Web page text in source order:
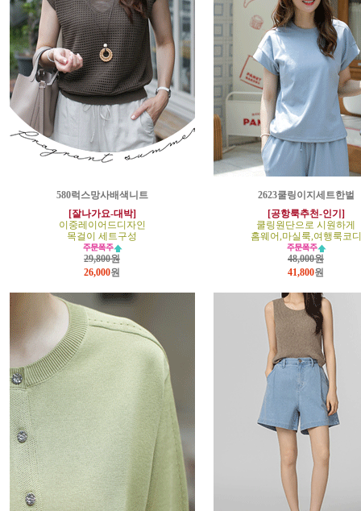
580럭스망사배색니트
[잘나가요-대박]
이중레이어드디자인
목걸이 세트구성
29,800원
26,000원
2623쿨링이지세트한벌
[공항룩추천-인기]
쿨링원단으로 시원하게
홈웨어,마실룩,여행룩코디
48,000원
41,800원